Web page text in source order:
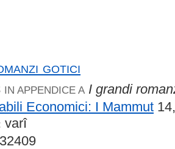
gotici
IN APPENDICE A I grandi
Economici: I Mammut
varî